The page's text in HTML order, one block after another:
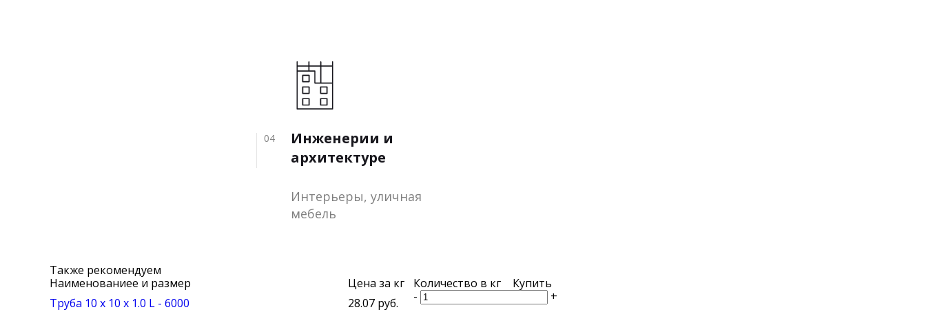
04
Инженерии и
архитектуре
Интерьеры, уличная
мебель
Также рекомендуем
Наименованиеe и размер
Цена за кг Количество в кг
Купить
Труба 10 х 10 х 1.0 L - 6000
28.07 руб. - +